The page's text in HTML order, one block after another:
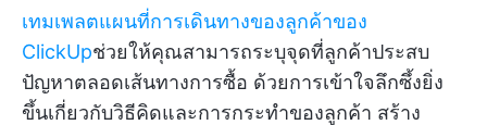
เทมเพลตแผนที่การเดินทางของลูกค้าของ
ClickUpช่วยให้คุณสามารถระบุจุดที่ลูกค้าประสบ
ปัญหาตลอดเส้นทางการซื้อ ด้วยการเข้าใจลึกซึ้งยิ่ง
ขึ้นเกี่ยวกับวิธีคิดและการกระทำของลูกค้า สร้าง